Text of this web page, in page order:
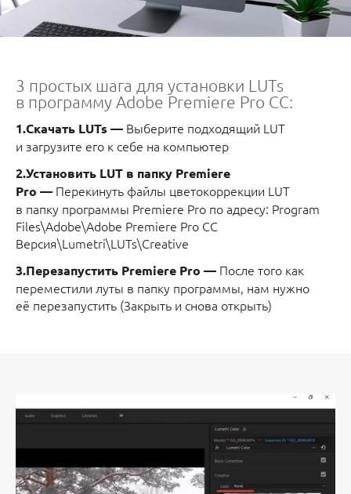
3 простых шага для установки LUTs
в программу Adobe Premiere Pro CC:
1.Скачать LUTs — Выберите подходящий LUT
и загрузите его к себе на компьютер
2.Установить LUT в папку Premiere
Prо — Перекинуть файлы цветокоррекции LUT
в папку программы Premiere Pro по адресу: Program
Files\Adobe\Adobe Premiere Pro CC
Версия\Lumetri\LUTs\Creative
3.Перезапустить Premiere Prо — После того как
переместили луты в папку программы, нам нужно
её перезапустить (Закрыть и снова открыть)